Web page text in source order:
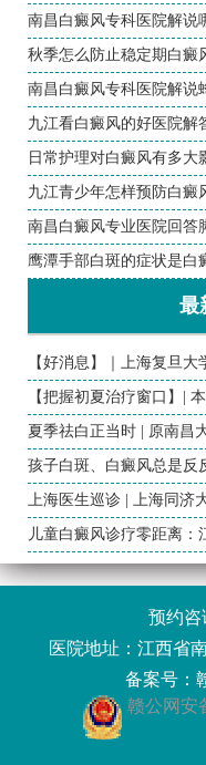
南昌白癜风专科医院解说
秋季怎么防止稳定期白癜
南昌白癜风专科医院解说
九江看白癜风的好医院解
日常护理对白癜风有多大
九江青少年怎样预防白癜
南昌白癜风专业医院回答
鹰潭手部白斑的症状是白
最
【好消息】｜上海复旦大
【把握初夏治疗窗口】|
夏季祛白正当时 | 原南昌
孩子白斑、白癜风总是反
上海医生巡诊 | 上海同济
儿童白癜风诊疗零距离：
预约咨
医院地址：江西省
备案号：
赣公网安